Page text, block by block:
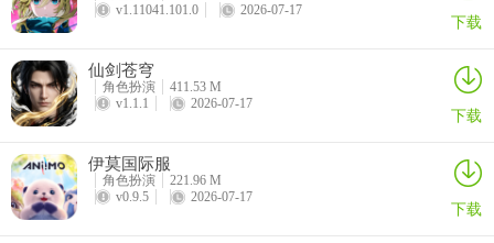
特点：极致防御与生存能力，后期单挑强势；团战提供护盾、属性增
益。
PVP表现：大后期团战核心，单挑近乎无敌。
适合玩家：偏好持久战、承担团队保护职责的玩家。
加点方案
主流扛伤流（推荐）：主加体质，附加力量（体质:力量=7:3）。体质
v1.11041.101.0
2026-07-17 下载
仙剑苍穹
角色扮演
411.53 M
v1.1.1
2026-07-17 下载
伊莫国际服
角色扮演
221.96 M
v0.9.5
2026-07-17 下载